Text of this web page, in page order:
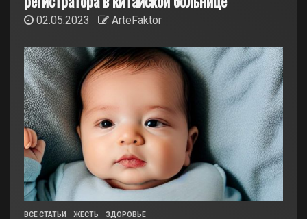
02.05.2023 ArteFaktor
ВСЕ СТАТЬИ ЖЕСТЬ ЗДОРОВЬЕ